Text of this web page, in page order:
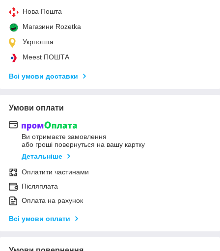
Нова Пошта
Магазини Rozetka
Укрпошта
Meest ПОШТА
Всі умови доставки
Умови оплати
Ви отримаєте замовлення
або гроші повернуться на вашу картку
Детальніше
Оплатити частинами
Післяплата
Оплата на рахунок
Всі умови оплати